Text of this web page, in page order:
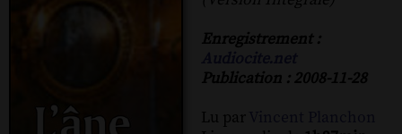
Enregistrement :
Publication : 2008-11-28
Lu par